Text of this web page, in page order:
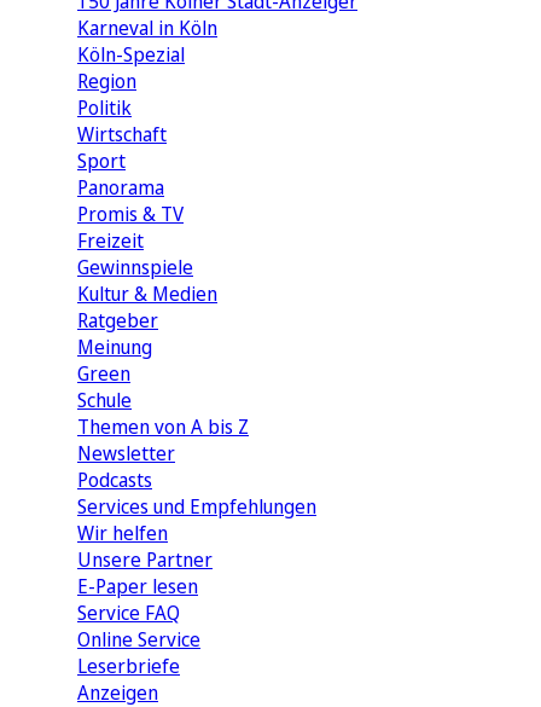
Karneval in Köln
Köln-Spezial
Region
Politik
Wirtschaft
Sport
Panorama
Promis & TV
Freizeit
Gewinnspiele
Kultur & Medien
Ratgeber
Meinung
Green
Schule
Themen von A bis Z
Newsletter
Podcasts
Services und Empfehlungen
Wir helfen
Unsere Partner
E-Paper lesen
Service FAQ
Online Service
Leserbriefe
Anzeigen